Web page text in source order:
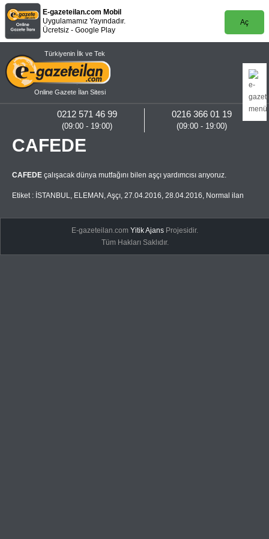
E-gazeteilan.com Mobil
Uygulamamız Yayındadır.
Ücretsiz - Google Play
Aç
Türkiyenin İlk ve Tek
Online Gazete İlan Sitesi
0216 366 01 19
(09:00 - 19:00)
0212 571 46 99
(09:00 - 19:00)
CAFEDE
CAFEDE çalışacak dünya mutfağını bilen aşçı yardımcısı arıyoruz.
Etiket : İSTANBUL, ELEMAN ,Aşçı, 27.04.2016, 28.04.2016, Normal ilan
E-gazeteilan.comYitik Ajans Projesidir.
Tüm Hakları Saklıdır.